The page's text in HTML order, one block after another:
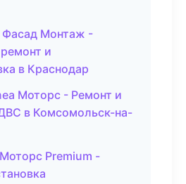
Фасад Монтаж -
и
в Краснодар
Моторс - Ремонт и
в Комсомольск-на-
Premium -